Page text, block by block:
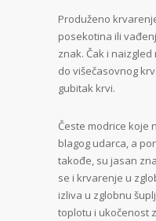
Produženo
posekotina ili
znak. Čak i
do višečasovnog
gubitak krvi.
Česte modrice koje
blagog udarca, a
takođe, su jasan
se i krvarenje u
izliva u zglobnu
toplotu i ukočenost